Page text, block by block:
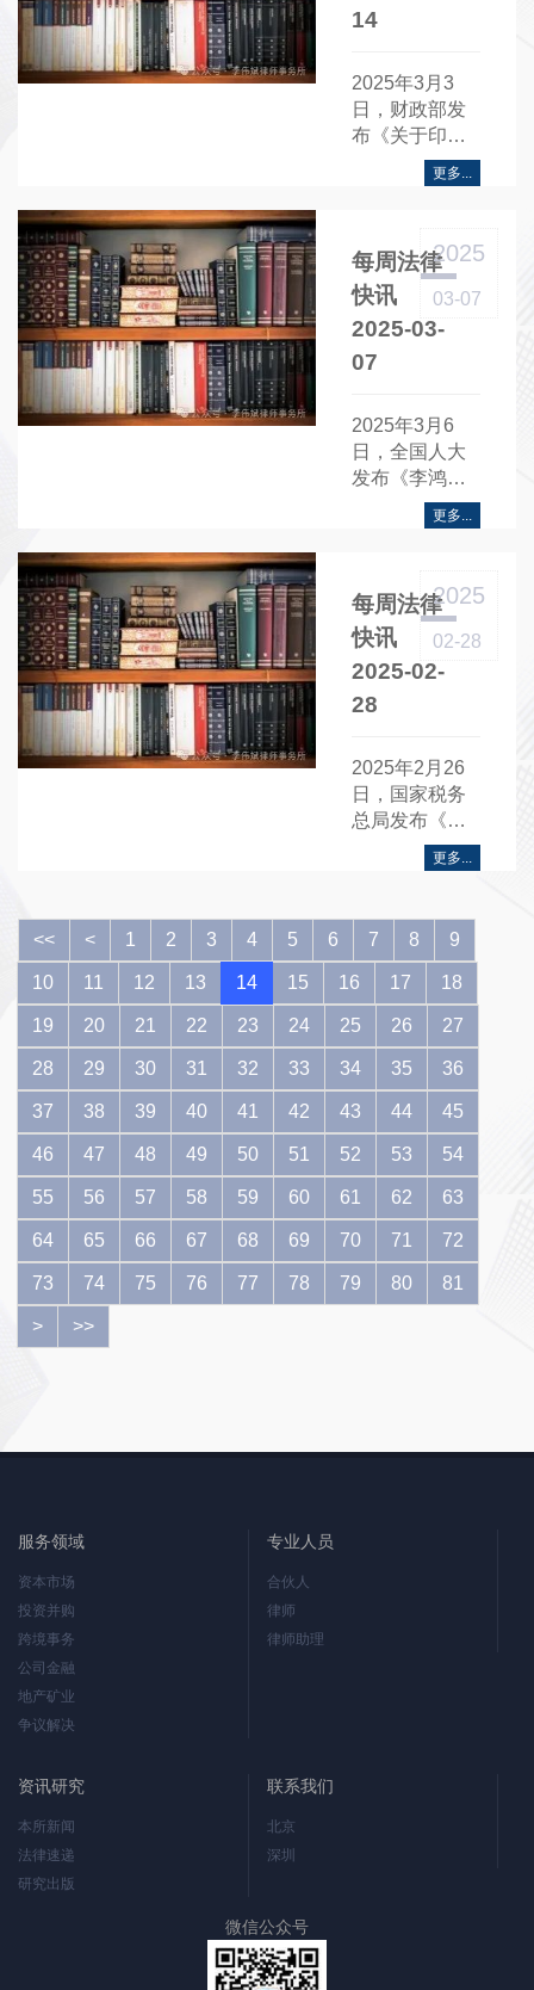
14
2025年3月3
日，财政部发
布《关于印发
〈清洁能源发
展专项资金管
更多...
每周法律
快讯
2025-03-
07
2025
03-07
2025年3月6
日，全国人大
发布《李鸿忠
作关于〈中华
人民共和国全
会和地方各级
人民代表大会
代表法（修正
草案）〉的说
更多...
每周法律
快讯
2025-02-
28
2025
02-28
2025年2月26
日，国家税务
总局发布《个
人所得税综合
所得汇算清缴
该办法自2025
年2月26日起施
行。
更多...
<< < 1 2 3 4 5 6 7 8 9
10 11 12 13 14 15 16 17 18
19 20 21 22 23 24 25 26 27
28 29 30 31 32 33 34 35 36
37 38 39 40 41 42 43 44 45
46 47 48 49 50 51 52 53 54
55 56 57 58 59 60 61 62 63
64 65 66 67 68 69 70 71 72
73 74 75 76 77 78 79 80 81
> >>
服务领域
资本市场
投资并购
跨境事务
公司金融
地产矿业
争议解决
专业人员
合伙人
律师
律师助理
资讯研究
本所新闻
法律速递
研究出版
联系我们
北京
深圳
微信公众号